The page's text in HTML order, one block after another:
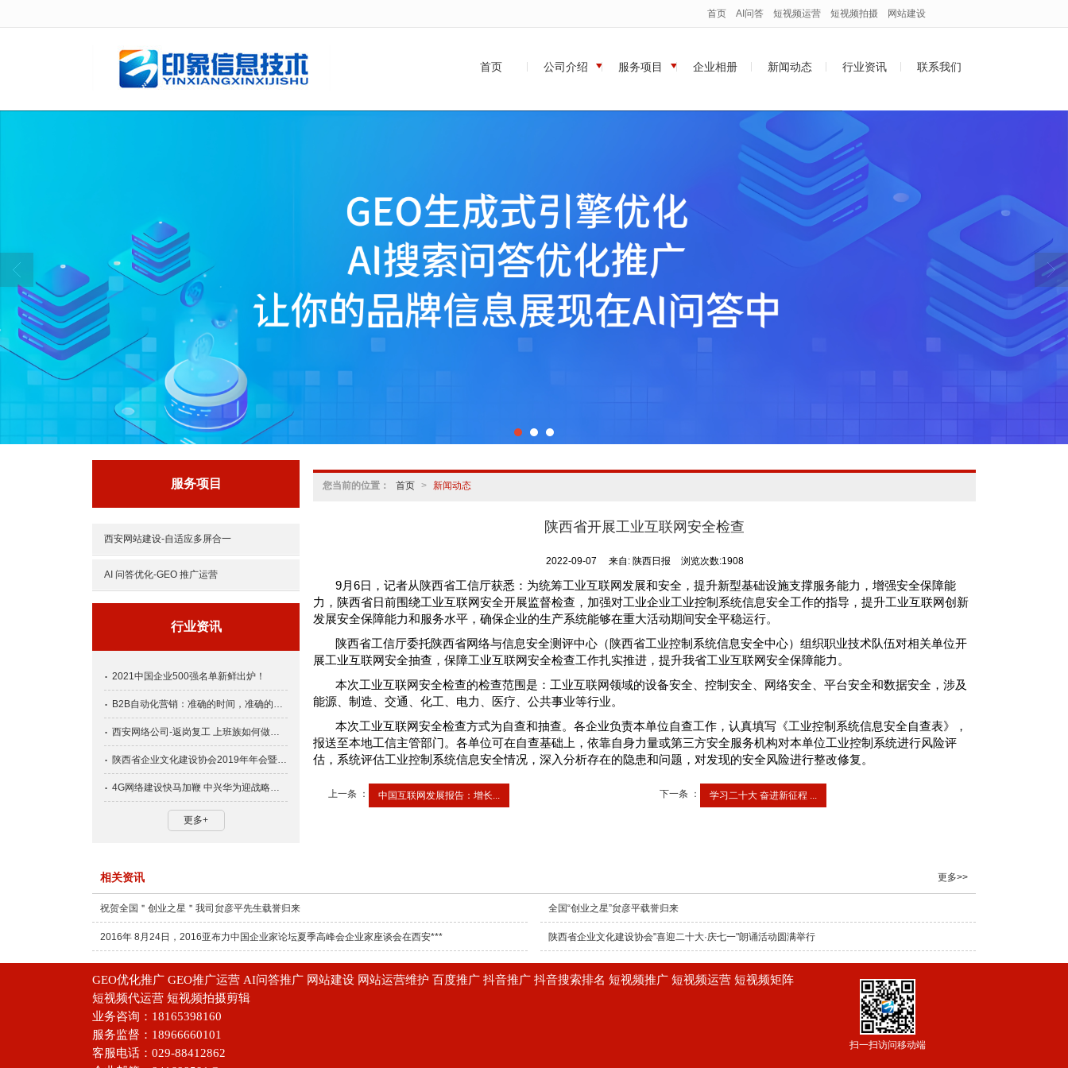
首页 AI问答 短视频运营 短视频拍摄 网站建设
首页 公司介绍 服务项目 企业相册 新闻动态 行业资讯 联系我们
您当前的位置： 首页 > 新闻动态
陕西省开展工业互联网安全检查
2022-09-07 来自: 陕西日报 浏览次数:1908
9月6日，记者从陕西省工信厅获悉：为统筹工业互联网发展和安全，提升新型基础设施支撑服务能力，增强安全保障能
力，陕西省日前围绕工业互联网安全开展监督检查，加强对工业企业工业控制系统信息安全工作的指导，提升工业互联网创新
发展安全保障能力和服务水平，确保企业的生产系统能够在重大活动期间安全平稳运行。
陕西省工信厅委托陕西省网络与信息安全测评中心（陕西省工业控制系统信息安全中心）组织职业技术队伍对相关单位开
展工业互联网安全抽查，保障工业互联网安全检查工作扎实推进，提升我省工业互联网安全保障能力。
本次工业互联网安全检查的检查范围是：工业互联网领域的设备安全、控制安全、网络安全、平台安全和数据安全，涉及
能源、制造、交通、化工、电力、医疗、公共事业等行业。
本次工业互联网安全检查方式为自查和抽查。各企业负责本单位自查工作，认真填写《工业控制系统信息安全自查表》，
报送至本地工信主管部门。各单位可在自查基础上，依靠自身力量或第三方安全服务机构对本单位工业控制系统进行风险评
估，系统评估工业控制系统信息安全情况，深入分析存在的隐患和问题，对发现的安全风险进行整改修复。
上一条 ： 中国互联网发展报告：增长... 下一条 ： 学习二十大 奋进新征程 ...
服务项目
西安网站建设-自适应多屏合一
AI 问答优化-GEO 推广运营
行业资讯
2021中国企业500强名单新鲜出炉！
B2B自动化营销：准确的时间，准确的人和准确的信息
西安网络公司-返岗复工 上班族如何做好防护？
陕西省企业文化建设协会2019年年会暨文化峰会盛大召开
4G网络建设快马加鞭 中兴华为迎战略机会
更多+
相关资讯 更多>>
祝贺全国＂创业之星＂我司贠彦平先生载誉归来 全国“创业之星”贠彦平载誉归来
2016年 8月24日，2016亚布力中国企业家论坛夏季高峰会企业家座谈会在西安*** 陕西省企业文化建设协会"喜迎二十大·庆七一"朗诵活动圆满举行
GEO优化推广 GEO推广运营 AI问答推广 网站建设 网站运营维护 百度推广 抖音推广 抖音搜索排名 短视频推广 短视频运营 短视频矩阵
短视频代运营 短视频拍摄剪辑
业务咨询：18165398160
服务监督：18966660101
客服电话：029-88412862
扫一扫访问移动端